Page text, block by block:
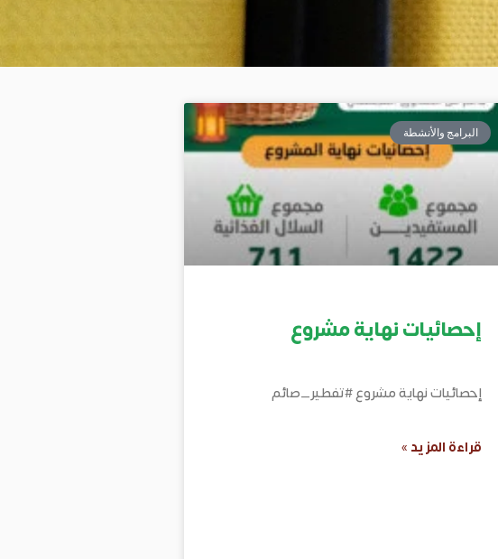
البرامج والأنشطة
إحصائيات نهاية مشروع
إحصائيات نهاية مشروع #تفطير_صائم
قراءة المزيد »